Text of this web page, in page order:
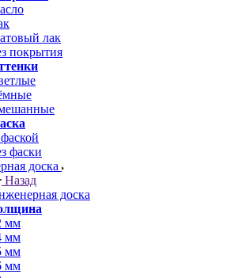
лак
покрытия
фаски
доска
Назад
доска
мм
мм
мм
мм